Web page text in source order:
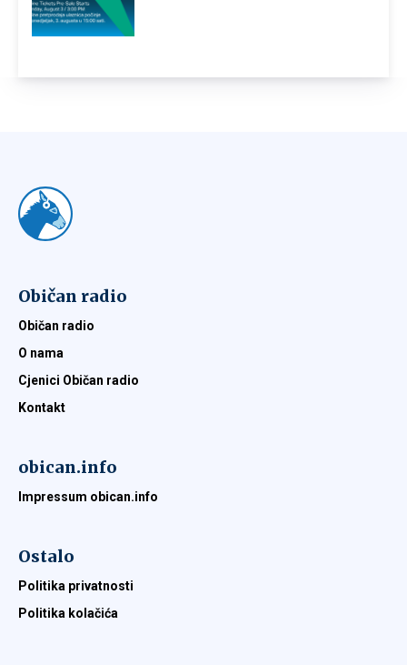
Običan radio
Običan radio
O nama
Cjenici Običan radio
Kontakt
obican.info
Impressum obican.info
Ostalo
Politika privatnosti
Politika kolačića